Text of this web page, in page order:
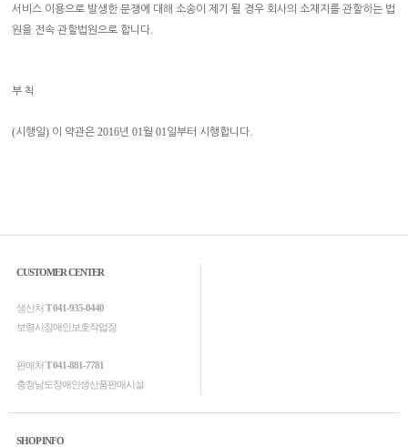
서비스 이용으로 발생한 분쟁에 대해 소송이 제기 될 경우 회사의 소재지를 관할하는 법
원을 전속 관할법원으로 합니다.
부 칙
(시행일) 이 약관은2016년01월01일부터 시행합니다.
CUSTOMER CENTER
생산처 T 041-935-0440
보령시장애인보호작업장
판매처 T 041-881-7781
충청남도장애인생산품판매시설
SHOP INFO